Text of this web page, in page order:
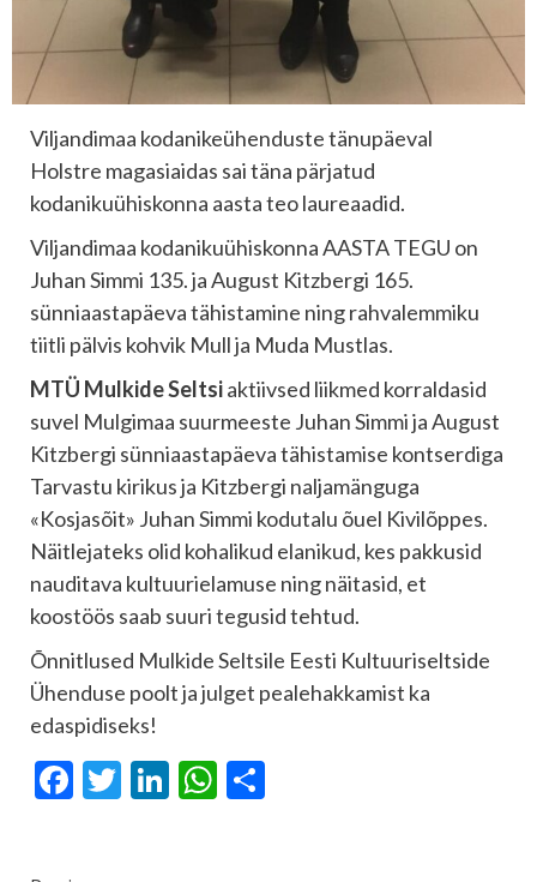
Viljandimaa kodanikeühenduste tänupäeval
Holstre magasiaidas sai täna pärjatud
kodanikuühiskonna aasta teo laureaadid.
Viljandimaa kodanikuühiskonna AASTA TEGU on
Juhan Simmi 135. ja August Kitzbergi 165.
sünniaastapäeva tähistamine ning rahvalemmiku
tiitli pälvis kohvik Mull ja Muda Mustlas.
MTÜ Mulkide Seltsiaktiivsed liikmed korraldasid
suvel Mulgimaa suurmeeste Juhan Simmi ja August
Kitzbergi sünniaastapäeva tähistamise kontserdiga
Tarvastu kirikus ja Kitzbergi naljamänguga
«Kosjasõit» Juhan Simmi kodutalu õuel Kivilõppes.
Näitlejateks olid kohalikud elanikud, kes pakkusid
nauditava kultuurielamuse ning näitasid, et
koostöös saab suuri tegusid tehtud.
Õnnitlused Mulkide Seltsile Eesti Kultuuriseltside
Ühenduse poolt ja julget pealehakkamist ka
edaspidiseks!
Facebook
Twitter
LinkedIn
WhatsApp